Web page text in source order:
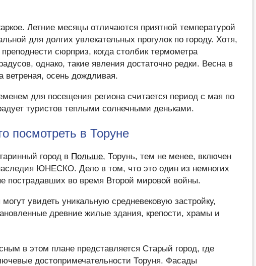
Летние месяцы отличаются приятной температурой
для долгих увлекательных прогулок по городу. Хотя,
сюрприз, когда столбик термометра
однако, такие явления достаточно редки. Весна в
ветреная, осень дождливая.
для посещения региона считается период с мая по
туристов теплыми солнечными деньками.
посмотреть в Торуне
город в Польше, Торунь, тем не менее, включен
ЮНЕСКО. Дело в том, что это один из немногих
пострадавших во время Второй мировой войны.
увидеть уникальную средневековую застройку,
древние жилые здания, крепости, храмы и
в этом плане представляется Старый город, где
достопримечательности Торуня. Фасады